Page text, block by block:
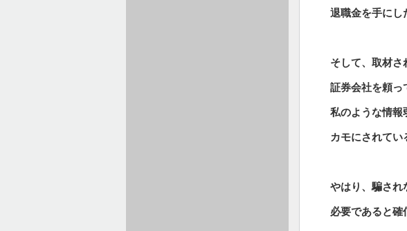
退職金を手にし
そして、取材さ
証券会社を頼っ
私のような情報
カモにされてい
やはり、騙され
必要であると確